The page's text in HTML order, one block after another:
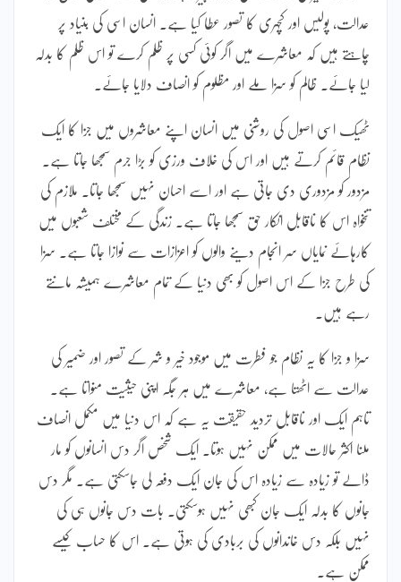
عدالت، پولیس اور کچہری کا تصور عطا کیا ہے۔ انسان اسی کی بنیاد پر
چاہتے ہیں کہ معاشرے میں اگر کوئی کسی پر ظلم کرے تو اس ظلم کا بدلہ
لیا جائے۔ ظالم کو سزا ملے اور مظلوم کو انصاف دلایا جائے۔
ٹھیک اسی اصول کی روشنی میں انسان اپنے معاشروں میں جزا کا ایک
نظام قائم کرتے ہیں اور اس کی خلاف ورزی کو بڑا جرم سمجھا جاتا ہے۔
مزدور کو مزدوری دی جاتی ہے اور اسے احسان نہیں سمجھا جاتا۔ ملازم کی
تنخواہ اس کا ناقابل انکار حق سمجھا جاتا ہے۔ زندگی کے مختلف شعبوں میں
کارہائے نمایاں سر انجام دینے والوں کو اعزازات سے نوازا جاتا ہے۔ سزا
کی طرح جزا کے اس اصول کو بھی دنیا کے تمام معاشرے ہمیشہ مانتے
رہے ہیں۔
سزا و جزا کا یہ نظام جو فطرت میں موجود خیر و شر کے تصور اور ضمیر کی
عدالت سے اٹھتا ہے، معاشرے میں ہر جگہ اپنی حیثیت منواتا ہے۔
تاہم ایک اور ناقابل تردید حقیقت یہ ہے کہ اس دنیا میں مکمل انصاف
ملنا اکثر حالات میں ممکن نہیں ہوتا۔ ایک شخص اگر دس انسانوں کو مار
ڈالے تو زیادہ سے زیادہ اس کی جان ایک دفعہ لی جاسکتی ہے۔ مگر دس
جانوں کا بدلہ ایک جان کبھی نہیں ہوسکتی۔ بات دس جانوں ہی کی
نہیں بلکہ دس خاندانوں کی بربادی کی ہوتی ہے۔ اس کا حساب کیسے
ممکن ہے۔